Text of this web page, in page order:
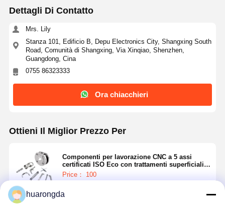
Dettagli Di Contatto
Mrs. Lily
Stanza 101, Edificio B, Depu Electronics City, Shangxing South
Road, Comunità di Shangxing, Via Xinqiao, Shenzhen,
Guangdong, Cina
0755 86323333
Ora chiacchieri
Ottieni Il Miglior Prezzo Per
Componenti per lavorazione CNC a 5 assi
certificati ISO Eco con trattamenti superficiali
avanzati
Price： 100
huarongda